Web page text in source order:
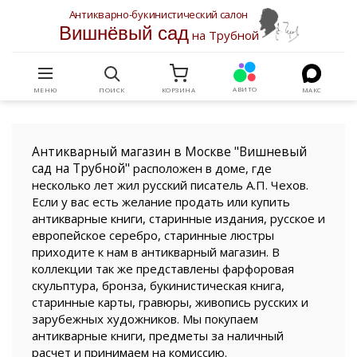
Антикварно-букинистический салон
Вишнёвый садна Трубной
МЕНЮ ПОИСК КОРЗИНА АВИТО МАКС
Антикварный магазин в Москве "Вишневый
сад на Трубной" расположен в доме, где
несколько лет жил русский писатель А.П. Чехов.
Если у вас есть желание продать или купить
антикварные книги, старинные издания, русское и
европейское серебро, старинные люстры
приходите к нам в антикварный магазин. В
коллекции так же представлены фарфоровая
скульптура, бронза, букинистическая книга,
старинные карты, гравюры, живопись русских и
зарубежных художников. Мы покупаем
антикварные книги, предметы за наличный
расчет и принимаем на комиссию.